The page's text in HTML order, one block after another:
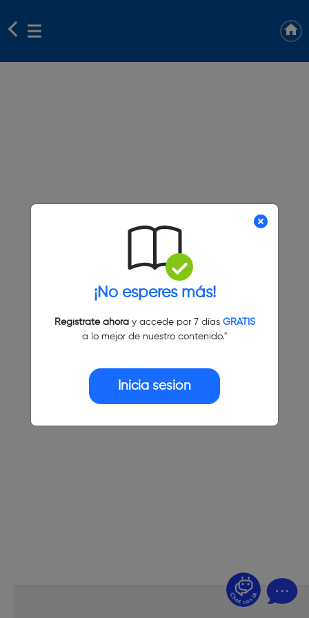
¡No esperes más!
Regístrate ahoray accede por 7 días GRATIS
a lo mejor de nuestro contenido."
Inicia sesión